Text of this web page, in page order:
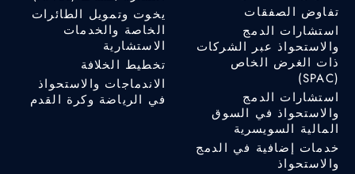
تفاوض الصفقات
استشارات الدمج
والاستحواذ عبر الشركات
ذات الغرض الخاص
(SPAC)
استشارات الدمج
والاستحواذ في السوق
المالية السويسرية
خدمات إضافية في الدمج
والاستحواذ
يخوت وتمويل الطائرات
الخاصة والخدمات
الاستشارية
تخطيط الخلافة
الاندماجات والاستحواذ
في الرياضة وكرة القدم